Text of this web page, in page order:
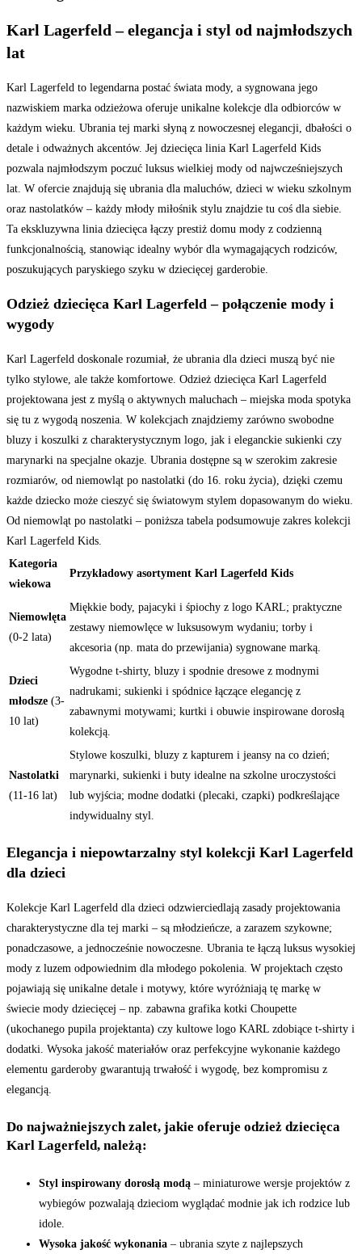
Karl Lagerfeld – elegancja i styl od najmłodszych
lat
Karl Lagerfeld to legendarna postać świata mody, a sygnowana jego
nazwiskiem marka odzieżowa oferuje unikalne kolekcje dla odbiorców w
każdym wieku. Ubrania tej marki słyną z nowoczesnej elegancji, dbałości o
detale i odważnych akcentów. Jej dziecięca linia Karl Lagerfeld Kids
pozwala najmłodszym poczuć luksus wielkiej mody od najwcześniejszych
lat. W ofercie znajdują się ubrania dla maluchów, dzieci w wieku szkolnym
oraz nastolatków – każdy młody miłośnik stylu znajdzie tu coś dla siebie.
Ta ekskluzywna linia dziecięca łączy prestiż domu mody z codzienną
funkcjonalnością, stanowiąc idealny wybór dla wymagających rodziców,
poszukujących paryskiego szyku w dziecięcej garderobie.
Odzież dziecięca Karl Lagerfeld – połączenie mody i
wygody
Karl Lagerfeld doskonale rozumiał, że ubrania dla dzieci muszą być nie
tylko stylowe, ale także komfortowe. Odzież dziecięca Karl Lagerfeld
projektowana jest z myślą o aktywnych maluchach – miejska moda spotyka
się tu z wygodą noszenia. W kolekcjach znajdziemy zarówno swobodne
bluzy i koszulki z charakterystycznym logo, jak i eleganckie sukienki czy
marynarki na specjalne okazje. Ubrania dostępne są w szerokim zakresie
rozmiarów, od niemowląt po nastolatki (do 16. roku życia), dzięki czemu
każde dziecko może cieszyć się światowym stylem dopasowanym do wieku.
Od niemowląt po nastolatki – poniższa tabela podsumowuje zakres kolekcji
Karl Lagerfeld Kids.
Kategoria
wiekowa
Przykładowy asortyment Karl Lagerfeld Kids
Niemowlęta
(0-2 lata)
Miękkie body, pajacyki i śpiochy z logo KARL; praktyczne
zestawy niemowlęce w luksusowym wydaniu; torby i
akcesoria (np. mata do przewijania) sygnowane marką.
Dzieci
młodsze (3-
10 lat)
Wygodne t-shirty, bluzy i spodnie dresowe z modnymi
nadrukami; sukienki i spódnice łączące elegancję z
zabawnymi motywami; kurtki i obuwie inspirowane dorosłą
kolekcją.
Nastolatki
(11-16 lat)
Stylowe koszulki, bluzy z kapturem i jeansy na co dzień;
marynarki, sukienki i buty idealne na szkolne uroczystości
lub wyjścia; modne dodatki (plecaki, czapki) podkreślające
indywidualny styl.
Elegancja i niepowtarzalny styl kolekcji Karl Lagerfeld
dla dzieci
Kolekcje Karl Lagerfeld dla dzieci odzwierciedlają zasady projektowania
charakterystyczne dla tej marki – są młodzieńcze, a zarazem szykowne;
ponadczasowe, a jednocześnie nowoczesne. Ubrania te łączą luksus wysokiej
mody z luzem odpowiednim dla młodego pokolenia. W projektach często
pojawiają się unikalne detale i motywy, które wyróżniają tę markę w
świecie mody dziecięcej – np. zabawna grafika kotki Choupette
(ukochanego pupila projektanta) czy kultowe logo KARL zdobiące t-shirty i
dodatki. Wysoka jakość materiałów oraz perfekcyjne wykonanie każdego
elementu garderoby gwarantują trwałość i wygodę, bez kompromisu z
elegancją.
Do najważniejszych zalet, jakie oferuje odzież dziecięca
Karl Lagerfeld, należą:
Styl inspirowany dorosłą modą – miniaturowe wersje projektów z
wybiegów pozwalają dzieciom wyglądać modnie jak ich rodzice lub
idole.
Wysoka jakość wykonania – ubrania szyte z najlepszych